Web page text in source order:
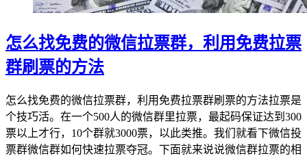
怎么找免费的微信拉票群，利用免费拉票
群刷票的方法
怎么找免费的微信拉票群，利用免费拉票群刷票的方法拉票是
个技巧活。在一个500人的微信群里拉票，最起码保证达到300
票以上才行，10个群就3000票，以此类推。我们就看下微信投
票群微信群如何快速拉票夺冠。下面就来说说微信群拉票的相